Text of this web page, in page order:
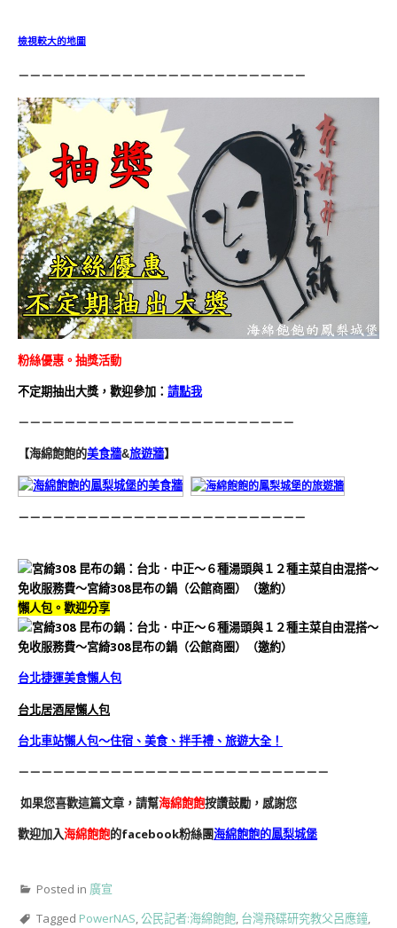
檢視較大的地圖
－－－－－－－－－－－－－－－－－－－－－－－－－
粉絲優惠。抽獎活動
不定期抽出大獎，歡迎參加： 請點我
－－－－－－－－－－－－－－－－－－－－－－－－
【海綿飽飽的美食牆&旅遊牆】
－－－－－－－－－－－－－－－－－－－－－－－－－
懶人包。歡迎分享
台北捷運美食懶人包
台北居酒屋懶人包
台北車站懶人包～住宿、美食、拌手禮、旅遊大全！
－－－－－－－－－－－－－－－－－－－－－－－－－－－
如果您喜歡這篇文章，請幫海綿飽飽按讚鼓勵，感謝您
歡迎加入海綿飽飽的facebook粉絲團海綿飽飽的鳳梨城堡
Posted in 廣宣
Tagged PowerNAS,公民記者:海綿飽飽, 台灣飛碟研究教父呂應鐘,